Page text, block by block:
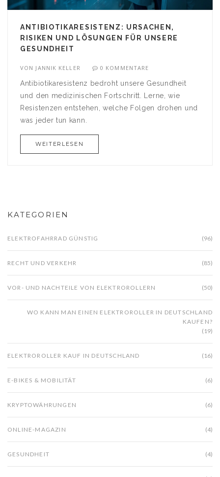
ANTIBIOTIKARESISTENZ: URSACHEN,
RISIKEN UND LÖSUNGEN FÜR UNSERE
GESUNDHEIT
VON JANNIK KELLER 0 KOMMENTARE
Antibiotikaresistenz bedroht unsere Gesundheit
und den medizinischen Fortschritt. Lerne, wie
Resistenzen entstehen, welche Folgen drohen und
was jeder tun kann.
WEITERLESEN
KATEGORIEN
ELEKTROFAHRRAD GÜNSTIG (96)
RECHT UND VERKEHR (85)
VOR- UND NACHTEILE VON ELEKTROROLLERN (50)
WO KANN MAN EINEN ELEKTROROLLER IN DEUTSCHLAND
KAUFEN?
(19)
ELEKTROROLLER KAUF IN DEUTSCHLAND (16)
E-BIKES & MOBILITÄT (6)
KRYPTOWÄHRUNGEN (6)
ONLINE-MAGAZIN (4)
GESUNDHEIT (4)